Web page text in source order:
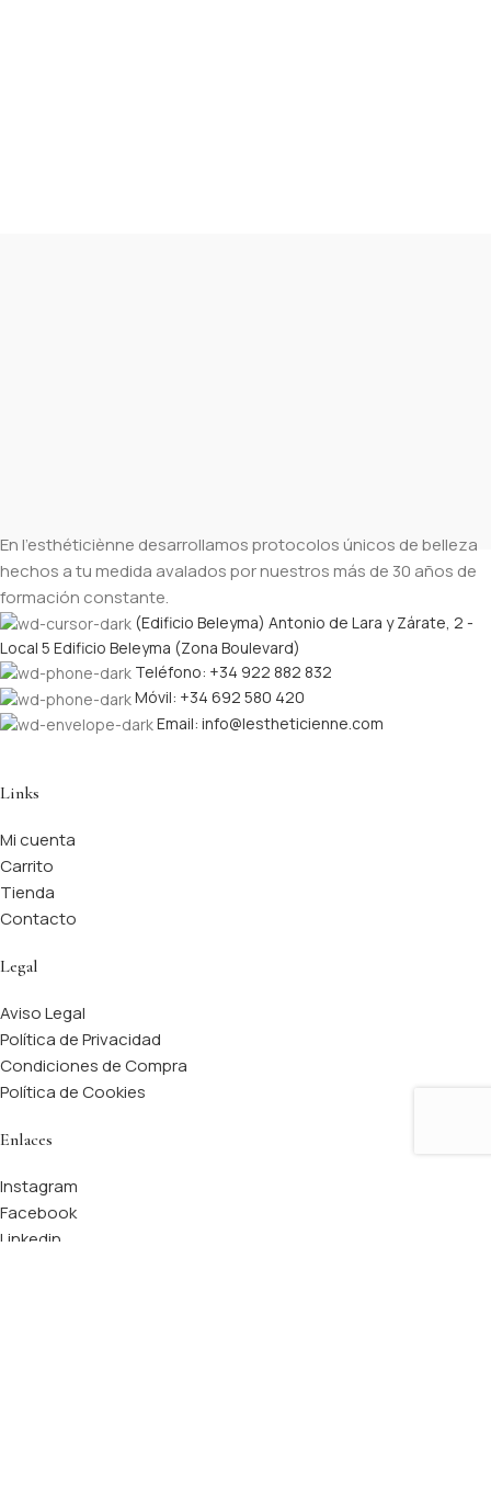
En l’esthéticiènne desarrollamos protocolos únicos de belleza
hechos a tu medida avalados por nuestros más de 30 años de
formación constante.
(Edificio Beleyma) Antonio de Lara y Zárate, 2 -
Local 5 Edificio Beleyma (Zona Boulevard)
Teléfono: +34 922 882 832
Móvil: +34 692 580 420
Email: info@lestheticienne.com
Links
Mi cuenta
Carrito
Tienda
Contacto
Legal
Aviso Legal
Política de Privacidad
Condiciones de Compra
Política de Cookies
Enlaces
Instagram
Facebook
Linkedin